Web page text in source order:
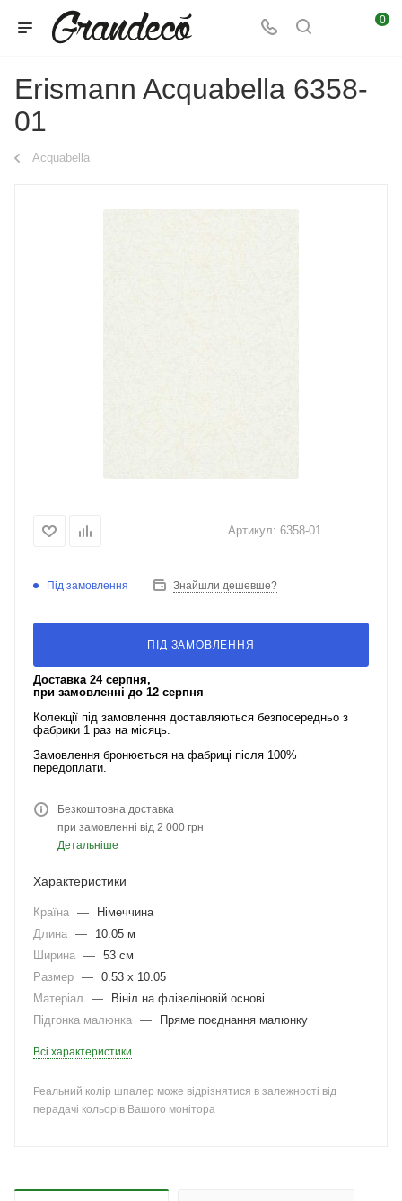
0
Erismann Acquabella 6358-
01
Acquabella
Артикул: 6358-01
Під замовлення Знайшли дешевше?
ПІД ЗАМОВЛЕННЯ
Доставка 24 серпня,
при замовленні до 12 серпня
Колекції під замовлення доставляються безпосередньо з
фабрики 1 раз на місяць.
Замовлення бронюється на фабриці після 100%
передоплати.
Безкоштовна доставка
при замовленні від 2 000 грн
Детальніше
Характеристики
Країна —
Німеччина
Длина —
10.05 м
Ширина — 53 см
Размер — 0.53 x 10.05
Матеріал
—
Вініл на флізеліновій основі
Підгонка малюнка — Пряме поєднання малюнку
Всі характеристики
Реальний колір шпалер може відрізнятися в залежності від
перадачі кольорів Вашого монітора